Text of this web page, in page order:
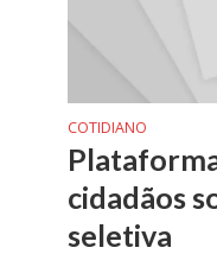
COTIDIANO
cidadãos
seletiva